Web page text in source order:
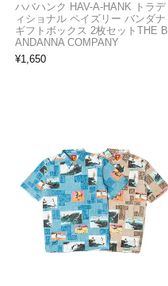
ハバハンク HAV-A-HANK トラデ
ィショナル ペイズリー バンダナ
ギフトボックス 2枚セットTHE B
ANDANNA COMPANY
¥1,650